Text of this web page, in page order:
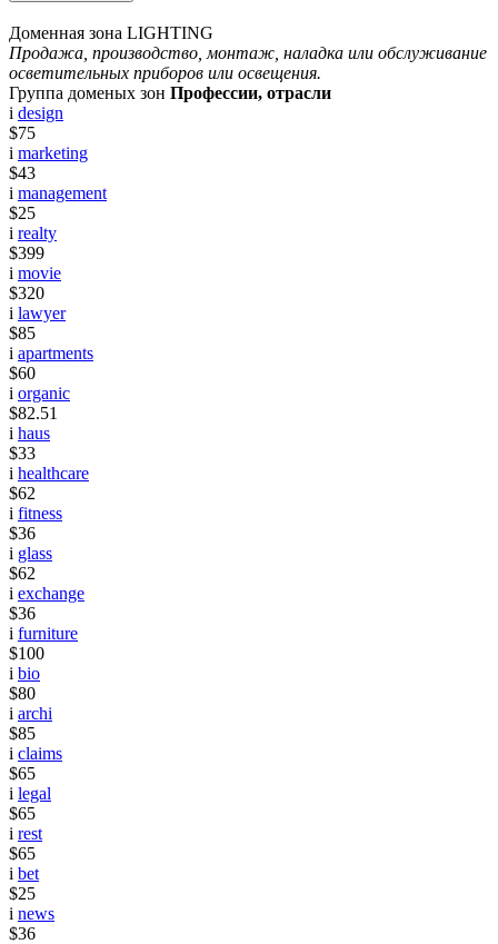
Доменная зона LIGHTING
Продажа, производство, монтаж, наладка или обслуживание
осветительных приборов или освещения.
Группа доменых зон Профессии, отрасли
i design
$75
i marketing
$43
i management
$25
i realty
$399
i movie
$320
i lawyer
$85
i apartments
$60
i organic
$82.51
i haus
$33
i healthcare
$62
i fitness
$36
i glass
$62
i exchange
$36
i furniture
$100
i bio
$80
i archi
$85
i claims
$65
i legal
$65
i rest
$65
i bet
$25
i news
$36